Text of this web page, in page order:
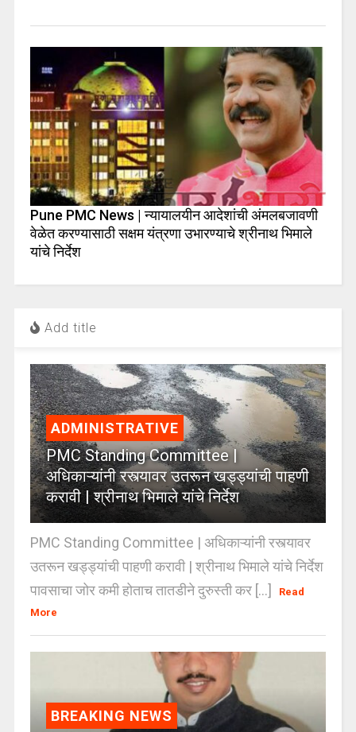
Pune PMC News | न्यायालयीन आदेशांची अंमलबजावणी
वेळेत करण्यासाठी सक्षम यंत्रणा उभारण्याचे श्रीनाथ भिमाले
यांचे निर्देश
Add title
ADMINISTRATIVE
PMC Standing Committee |
अधिकाऱ्यांनी रस्त्यावर उतरून खड्ड्यांची पाहणी
करावी | श्रीनाथ भिमाले यांचे निर्देश
PMC Standing Committee | अधिकाऱ्यांनी रस्त्यावर
उतरून खड्ड्यांची पाहणी करावी | श्रीनाथ भिमाले यांचे निर्देश
पावसाचा जोर कमी होताच तातडीने दुरुस्ती कर [...]
Read
More
BREAKING NEWS